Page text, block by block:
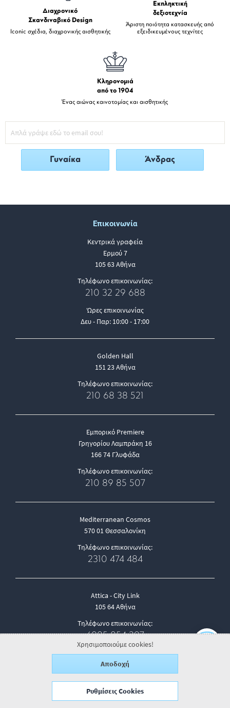
Διαχρονικό
Σκανδιναβικό Design
Iconic σχέδια, διαχρονικής αισθητικής
Εκπληκτική
δεξιοτεχνία
Άριστη ποιότητα κατασκευής από
εξειδικευμένους τεχνίτες
Κληρονομιά
από το 1904
Ένας αιώνας καινοτομίας και αισθητικής
Γυναίκα Άνδρας
Επικοινωνία
Κεντρικά γραφεία
Ερμού 7
105 63 Αθήνα
Τηλέφωνο επικοινωνίας:
210 32 29 688
Ώρες επικοινωνίας
Δευ - Παρ: 10:00 - 17:00
Golden Hall
151 23 Αθήνα
Τηλέφωνο επικοινωνίας:
210 68 38 521
Εμπορικό Premiere
Γρηγορίου Λαμπράκη 16
166 74 Γλυφάδα
Τηλέφωνο επικοινωνίας:
210 89 85 507
Mediterranean Cosmos
570 01 Θεσσαλονίκη
Τηλέφωνο επικοινωνίας:
2310 474 484
Attica - City Link
105 64 Αθήνα
Τηλέφωνο επικοινωνίας:
6985 854 397
email:info@georgjensen.gr
Not in Greece?
Visit ourGlobal page
Χρησιμοποιούμε cookies!
Αποδοχή
Ρυθμίσεις Cookies